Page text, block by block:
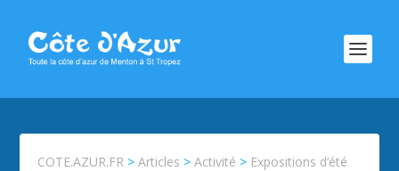
COTE.AZUR.FR >Articles >Activité > Expositions d’été